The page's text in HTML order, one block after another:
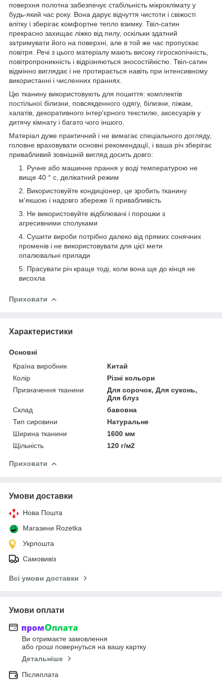
поверхня полотна забезпечує стабільність мікроклімату у
будь-який час року. Вона дарує відчуття чистоти і свіжості
влітку і зберігає комфортне тепло взимку. Твіл-сатин
прекрасно захищає ліжко від пилу, оскільки здатний
затримувати його на поверхні, але в той же час пропускає
повітря. Речі з цього матеріалу мають високу гігроскопічність,
повітропроникність і відрізняються зносостійкістю. Твіл-сатин
відмінно виглядає і не протирається навіть при інтенсивному
використанні і численних праннях.
Цю тканину використовують для пошиття: комплектів
постільної білизни, повсякденного одягу, білизни, піжам,
халатів, декоративного інтер'єрного текстилю, аксесуарів у
дитячу кімнату і багато чого іншого.
Матеріал дуже практичний і не вимагає спеціального догляду,
головне враховувати основні рекомендації, і ваша річ зберігає
привабливий зовнішній вигляд досить довго:
Ручне або машинне прання у воді температурою не
вище 40 ° с, делікатний режим
Використовуйте кондиціонер, це зробить тканину
м'якшою і надовго збереже її привабливість
Не використовуйте відбілювачі і порошки з
агресивними сполуками
Сушити вироби потрібно далеко від прямих сонячних
променів і не використовувати для цієї мети
опалювальні прилади
Прасувати річ краще тоді, коли вона ще до кінця не
висохла
Приховати
Характеристики
Основні
Країна виробник
Китай
Колір
Різні кольори
Призначення тканини
Для сорочок, Для суконь,
Для блуз
Склад
бавовна
Тип сировини
Натуральне
Ширина тканини
1600 мм
Щільність
120 г/м2
Приховати
Умови доставки
Нова Пошта
Магазини Rozetka
Укрпошта
Самовивіз
Всі умови доставки
Умови оплати
Ви отримаєте замовлення
або гроші повернуться на вашу картку
Детальніше
Післяплата